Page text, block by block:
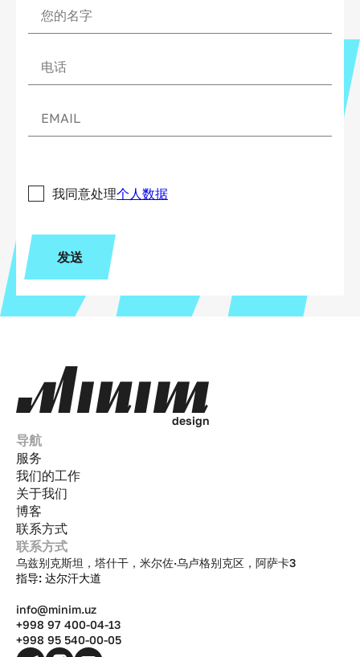
我同意处理个人数据
发送
design
导航
服务
我们的工作
关于我们
博客
联系方式
联系方式
乌兹别克斯坦，塔什干，米尔佐·乌卢格别克区，阿萨卡3
指导: 达尔汗大道
info@minim.uz
+998 97 400-04-13
+998 95 540-00-05